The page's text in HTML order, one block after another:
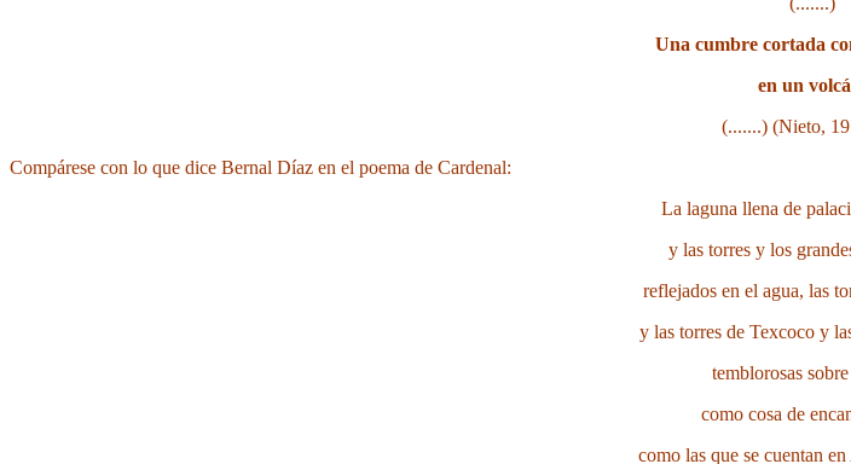
Una cumbre cortada
en un
(.......) (Nieto,
Compárese con lo que dice Bernal Díaz en el poema de Cardenal:
La laguna llena de
y las torres y los
reflejados en el agua, las
y las torres de Texcoco y
temblorosas
como cosa de
como las que se cuentan